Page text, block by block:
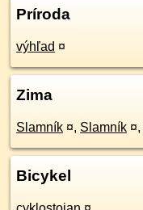
Príroda
výhľad ¤
Zima
Slamník ¤, Slamník ¤,
Bicykel